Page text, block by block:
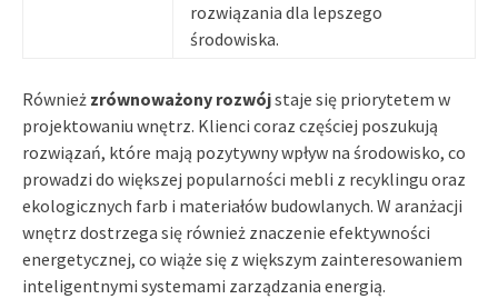
rozwiązania dla lepszego
środowiska.
Również zrównoważony rozwójstaje się priorytetem w
projektowaniu wnętrz. Klienci coraz częściej poszukują
rozwiązań, które mają pozytywny wpływ na środowisko, co
prowadzi do większej popularności mebli z recyklingu oraz
ekologicznych farb i materiałów budowlanych. W aranżacji
wnętrz dostrzega się również znaczenie efektywności
energetycznej, co wiąże się z większym zainteresowaniem
inteligentnymi systemami zarządzania energią.